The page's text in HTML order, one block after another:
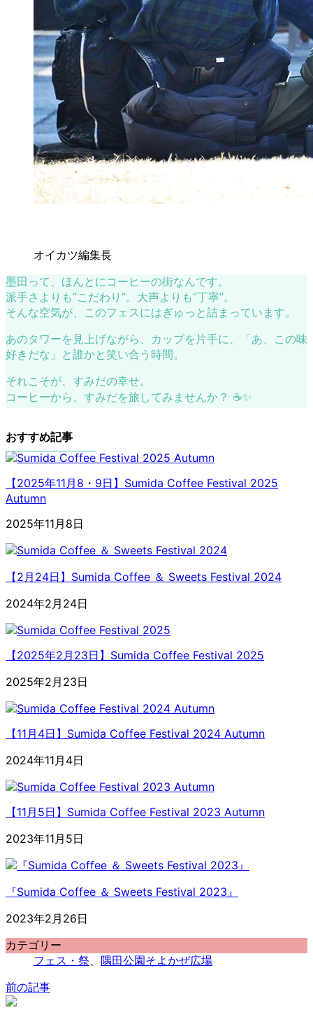
オイカツ編集長
墨田って、ほんとにコーヒーの街なんです。
派手さよりも“こだわり”。大声よりも“丁寧”。
そんな空気が、このフェスにはぎゅっと詰まっています。
あのタワーを見上げながら、カップを片手に、「あ、この味
好きだな」と誰かと笑い合う時間。
それこそが、すみだの幸せ。
コーヒーから、すみだを旅してみませんか？ ☕✨
おすすめ記事
【2025年11月8・9日】Sumida Coffee Festival 2025
Autumn
2025年11月8日
【2月24日】Sumida Coffee ＆ Sweets Festival 2024
2024年2月24日
【2025年2月23日】Sumida Coffee Festival 2025
2025年2月23日
【11月4日】Sumida Coffee Festival 2024 Autumn
2024年11月4日
【11月5日】Sumida Coffee Festival 2023 Autumn
2023年11月5日
『Sumida Coffee ＆ Sweets Festival 2023』
2023年2月26日
カテゴリー
フェス・祭、 隅田公園そよかぜ広場
前の記事